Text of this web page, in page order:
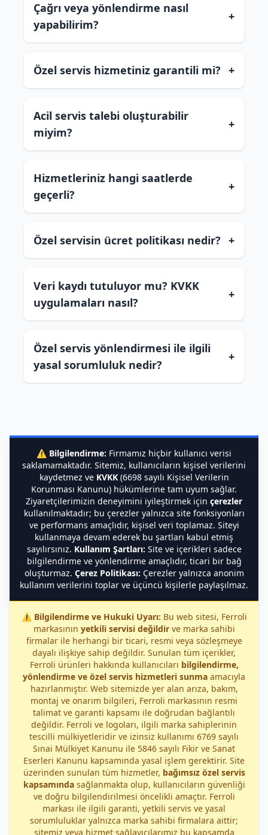
Çağrı veya yönlendirme nasıl
yapabilirim?
+
Özel servis hizmetiniz garantili mi? +
Acil servis talebi oluşturabilir
miyim?
+
Hizmetleriniz hangi saatlerde
geçerli?
+
Özel servisin ücret politikası nedir? +
Veri kaydı tutuluyor mu? KVKK
uygulamaları nasıl?
+
Özel servis yönlendirmesi ile ilgili
yasal sorumluluk nedir?
+
⚠️ Bilgilendirme: Firmamız hiçbir kullanıcı verisi
saklamamaktadır. Sitemiz, kullanıcıların kişisel verilerini
kaydetmez ve KVKK(6698 sayılı Kişisel Verilerin
Korunması Kanunu) hükümlerine tam uyum sağlar.
Ziyaretçilerimizin deneyimini iyileştirmek için çerezler
kullanılmaktadır; bu çerezler yalnızca site fonksiyonları
ve performans amaçlıdır, kişisel veri toplamaz. Siteyi
kullanmaya devam ederek bu şartları kabul etmiş
sayılırsınız. Kullanım Şartları: Site ve içerikleri sadece
bilgilendirme ve yönlendirme amaçlıdır, ticari bir bağ
oluşturmaz. Çerez Politikası: Çerezler yalnızca anonim
kullanım verilerini toplar ve üçüncü kişilerle paylaşılmaz.
⚠️ Bilgilendirme ve Hukuki Uyarı: Bu web sitesi, Ferroli
markasının yetkili servisi değildirve marka sahibi
firmalar ile herhangi bir ticari, resmi veya sözleşmeye
dayalı ilişkiye sahip değildir. Sunulan tüm içerikler,
Ferroli ürünleri hakkında kullanıcıları bilgilendirme,
yönlendirme ve özel servis hizmetleri sunma amacıyla
hazırlanmıştır. Web sitemizde yer alan arıza, bakım,
montaj ve onarım bilgileri, Ferroli markasının resmi
talimat ve garanti kapsamı ile doğrudan bağlantılı
değildir. Ferroli ve logoları, ilgili marka sahiplerinin
tescilli mülkiyetleridir ve izinsiz kullanımı 6769 sayılı
Sınai Mülkiyet Kanunu ile 5846 sayılı Fikir ve Sanat
Eserleri Kanunu kapsamında yasal işlem gerektirir. Site
üzerinden sunulan tüm hizmetler, bağımsız özel servis
kapsamındasağlanmakta olup, kullanıcıların güvenliği
ve doğru bilgilendirilmesi öncelikli amaçtır. Ferroli
markası ile ilgili garanti, yetkili servis ve yasal
sorumluluklar yalnızca marka sahibi firmalara aittir;
sitemiz veya hizmet sağlayıcılarımız bu kapsamda